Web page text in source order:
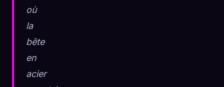
où
la
bête
en
acier